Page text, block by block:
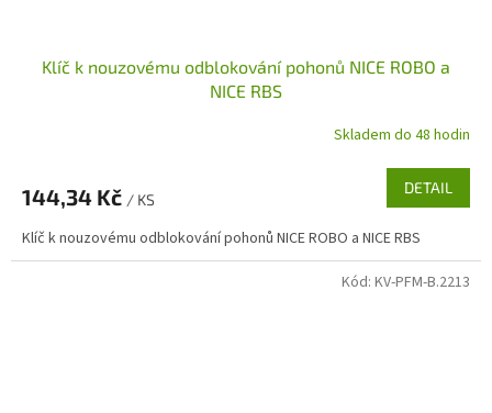
Klíč k nouzovému odblokování pohonů NICE ROBO a
NICE RBS
Skladem do 48 hodin
144,34 Kč / KS
DETAIL
Klíč k nouzovému odblokování pohonů NICE ROBO a NICE RBS
Kód: KV-PFM-B.2213